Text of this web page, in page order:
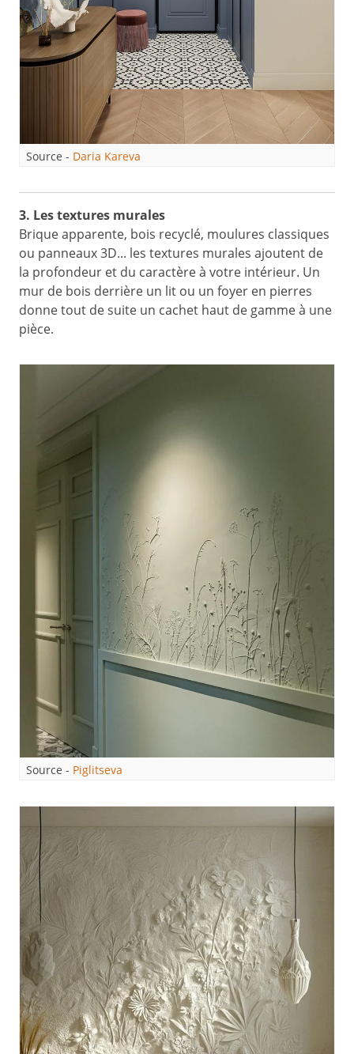
Source - Daria Kareva
3. Les textures murales
Brique apparente, bois recyclé, moulures classiques
ou panneaux 3D... les textures murales ajoutent de
la profondeur et du caractère à votre intérieur. Un
mur de bois derrière un lit ou un foyer en pierres
donne tout de suite un cachet haut de gamme à une
pièce.
Source - Piglitseva